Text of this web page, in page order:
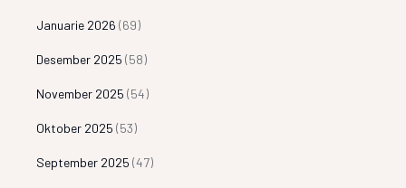
Januarie 2026 (69)
Desember 2025 (58)
November 2025 (54)
Oktober 2025 (53)
September 2025 (47)